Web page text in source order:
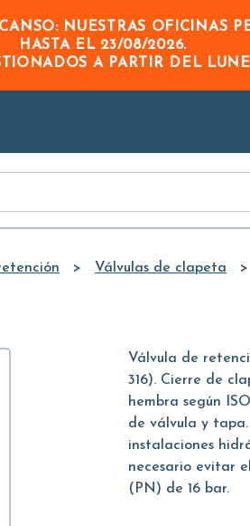
Main
Content
NUESTRAS OFICINAS
HASTA EL 23/08/2026.
A PARTIR DEL
Válvulas de clapeta
Válvula de
316). Cierre de
hembra según
de válvula y
instalaciones
necesario evitar
(PN) de 16 bar.